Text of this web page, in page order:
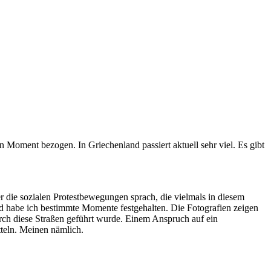
bezogen. In Griechenland passiert aktuell sehr viel. Es gibt
sozialen Protestbewegungen sprach, die vielmals in diesem
ich bestimmte Momente festgehalten. Die Fotografien zeigen
diese Straßen geführt wurde. Einem Anspruch auf ein
Meinen nämlich.